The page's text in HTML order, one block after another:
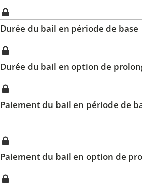
Durée du bail en période de base
Durée du bail en option de
Paiement du bail en période de
Paiement du bail en option de